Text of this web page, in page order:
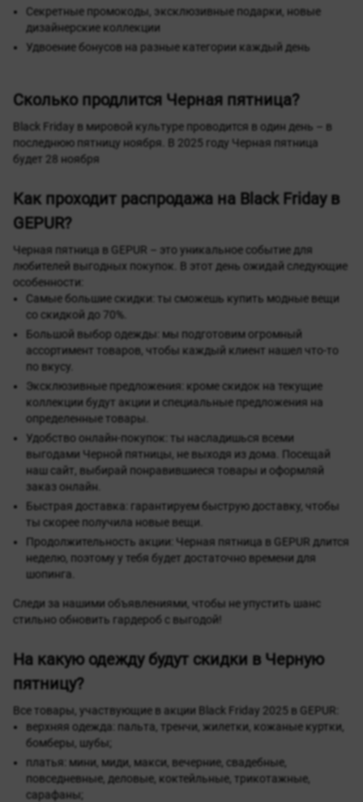
Секретные промокоды, эксклюзивные подарки, новые
дизайнерские коллекции
Удвоение бонусов на разные категории каждый день
Сколько продлится Черная пятница?
Black Friday в мировой культуре проводится в один день – в
последнюю пятницу ноября. В 2025 году Черная пятница
будет 28 ноября
Как проходит распродажа на Black Friday в
GEPUR?
Черная пятница в GEPUR – это уникальное событие для
любителей выгодных покупок. В этот день ожидай следующие
особенности:
Самые большие скидки: ты сможешь купить модные вещи
со скидкой до 70%.
Большой выбор одежды: мы подготовим огромный
ассортимент товаров, чтобы каждый клиент нашел что-то
по вкусу.
Эксклюзивные предложения: кроме скидок на текущие
коллекции будут акции и специальные предложения на
определенные товары.
Удобство онлайн-покупок: ты насладишься всеми
выгодами Черной пятницы, не выходя из дома. Посещай
наш сайт, выбирай понравившиеся товары и оформляй
заказ онлайн.
Быстрая доставка: гарантируем быструю доставку, чтобы
ты скорее получила новые вещи.
Продолжительность акции: Черная пятница в GEPUR длится
неделю, поэтому у тебя будет достаточно времени для
шопинга.
Следи за нашими объявлениями, чтобы не упустить шанс
стильно обновить гардероб с выгодой!
На какую одежду будут скидки в Черную
пятницу?
Все товары, участвующие в акции Black Friday 2025 в GEPUR:
верхняя одежда: пальта, тренчи, жилетки, кожаные куртки,
бомберы, шубы;
платья: мини, миди, макси, вечерние, свадебные,
повседневные, деловые, коктейльные, трикотажные,
сарафаны;